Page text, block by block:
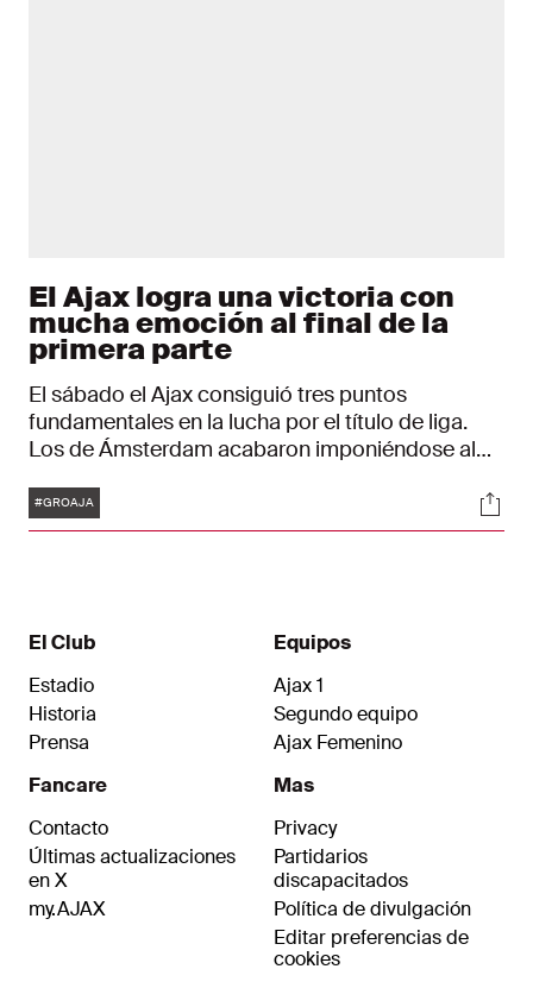
El Ajax logra una victoria con
mucha emoción al final de la
primera parte
El sábado el Ajax consiguió tres puntos
fundamentales en la lucha por el título de liga.
Los de Ámsterdam acabaron imponiéndose al
final de la primera mitad. Los goles de los
visitantes fueron obra de Davy Klaassen, Dusan
Etiquetas
#GROAJA
El Club
Estadio
Historia
Prensa
Fancare
Contacto
Últimas actualizaciones
en X
my.AJAX
Equipos
Ajax 1
Segundo equipo
Ajax Femenino
Mas
Privacy
Partidarios
discapacitados
Política de divulgación
Editar preferencias de
cookies